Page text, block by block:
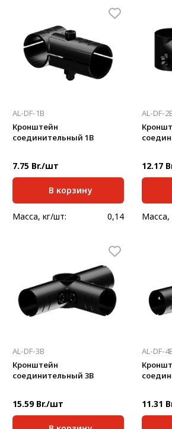
AL-DF-1B
Кронштейн
соединительный 1В
7.75 Br./шт
В корзину
Масса, кг/шт: 0,14
AL-DF-
12.17
Масса,
AL-DF-3B
Кронштейн
соединительный 3В
15.59 Br./шт
AL-DF-
11.31